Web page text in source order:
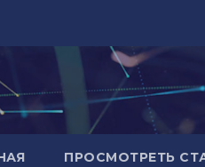
ПРОСМОТРЕТЬ